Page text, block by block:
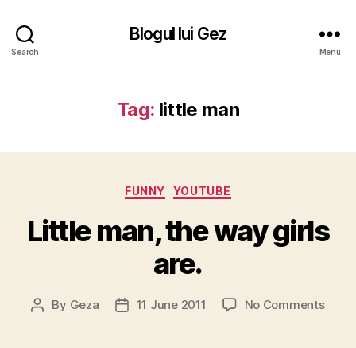
Search
Blogul lui Gez
Menu
Tag: little man
Categories
FUNNY YOUTUBE
Little man, the way girls
are.
Post
By Geza
Post11 June 2011 No Commentson